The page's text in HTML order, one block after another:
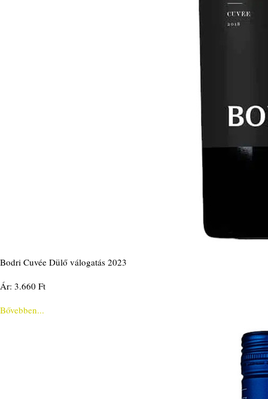
Bodri Cuvée Dülő válogatás 2023
Ár: 3.660 Ft
Bővebben...